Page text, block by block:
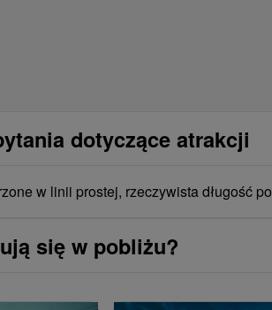
dotyczące atrakcji
w linii prostej, rzeczywista długość
się w pobliżu?